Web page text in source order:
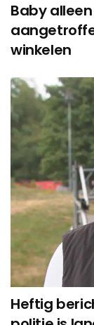
Baby
winkelen
Heftig